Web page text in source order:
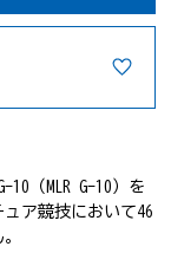
10（MLR G-10）を
ア競技において46